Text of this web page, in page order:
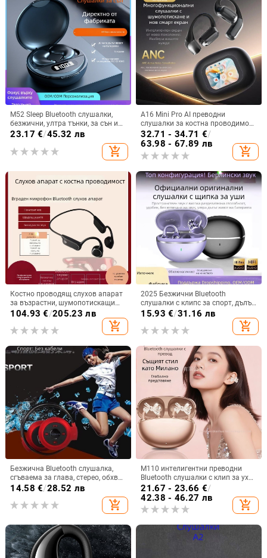
M52 Sleep Bluetooth слушалки,
безжични, ултра тънки, за сън и
спорт, с дисплей и ниска
23.17 €/45.32 лв
add_shopping_cart
A16 Mini Pro AI преводни
слушалки за костна проводимост
със цветен дисплей и
шумопотискане, Bluetooth 5.4
32.71 - 34.71 €/
63.98 - 67.89 лв
add_shopping_cart
Костно проводящ слухов апарат
за възрастни, шумопотискащи
зад ухото слушалки, за лека до
тежка глухота, удобен дизайн
104.93 €/205.23 лв
add_shopping_cart
2025 Безжични Bluetooth
слушалки с клипс за спорт, дълъг
живот на батерията,
шумопотискане, висококачествен
звук и комфортно носене
15.93 €/31.16 лв
add_shopping_cart
Безжична Bluetooth слушалка,
сгъваема за глава, стерео, обхват
10 м, Bluetooth 4.0, живот на
14.58 €/28.52 лв
add_shopping_cart
M110 интелигентни преводни
Bluetooth слушалки с клип за ухо
и диамантено копче — лукс и
спортен стил, DIY аксесоари
21.67 - 23.66 €/
42.38 - 46.27 лв
add_shopping_cart